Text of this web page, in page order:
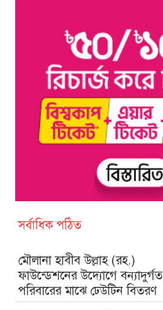
সর্বাধিক পঠিত
মৌলানা হাবীব উল্লাহ (রহ.)
ফাউন্ডেশনের উদ্যোগে বন্যাদুর্গত
পরিবারের মাঝে ঢেউটিন বিতরণ